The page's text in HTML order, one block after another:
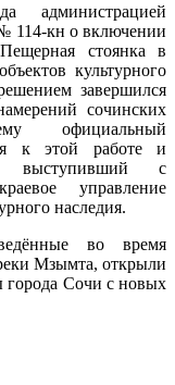
администрацией
114-кн о включении
стоянка в
культурного
завершился
сочинских
официальный
к этой работе и
выступивший с
управление
наследия.
во время
Мзымта, открыли
города Сочи с новых